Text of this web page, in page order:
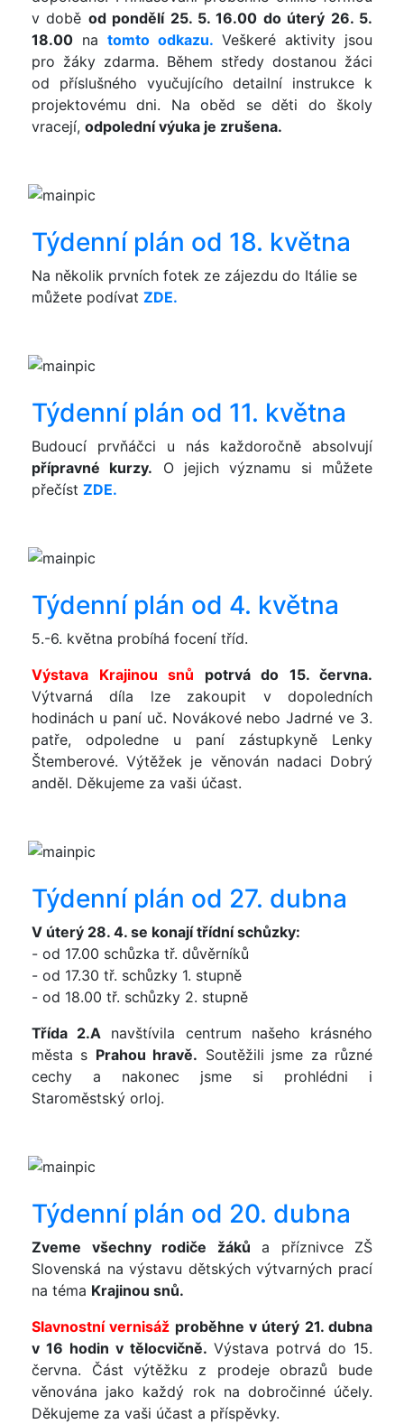
v době od pondělí 25. 5. 16.00 do úterý 26. 5.
18.00 na tomto odkazu. Veškeré aktivity jsou
pro žáky zdarma. Během středy dostanou žáci
od příslušného vyučujícího detailní instrukce k
projektovému dni. Na oběd se děti do školy
vracejí, odpolední výuka je zrušena.
Týdenní plán od 18. května
Na několik prvních fotek ze zájezdu do Itálie se
můžete podívat ZDE.
Týdenní plán od 11. května
Budoucí prvňáčci u nás každoročně absolvují
přípravné kurzy. O jejich významu si můžete
přečíst ZDE.
Týdenní plán od 4. května
5.-6. května probíhá focení tříd.
Výstava Krajinou snů potrvá do 15. června.
Výtvarná díla lze zakoupit v dopoledních
hodinách u paní uč. Novákové nebo Jadrné ve 3.
patře, odpoledne u paní zástupkyně Lenky
Štemberové. Výtěžek je věnován nadaci Dobrý
anděl. Děkujeme za vaši účast.
Týdenní plán od 27. dubna
V úterý 28. 4. se konají třídní schůzky:
- od 17.00 schůzka tř. důvěrníků
- od 17.30 tř. schůzky 1. stupně
- od 18.00 tř. schůzky 2. stupně
Třída 2.A navštívila centrum našeho krásného
města s Prahou hravě. Soutěžili jsme za různé
cechy a nakonec jsme si prohlédni i
Staroměstský orloj.
Týdenní plán od 20. dubna
Zveme všechny rodiče žáků a příznivce ZŠ
Slovenská na výstavu dětských výtvarných prací
na téma Krajinou snů.
Slavnostní vernisáž proběhne v úterý 21. dubna
v 16 hodin v tělocvičně. Výstava potrvá do 15.
června. Část výtěžku z prodeje obrazů bude
věnována jako každý rok na dobročinné účely.
Děkujeme za vaši účast a příspěvky.